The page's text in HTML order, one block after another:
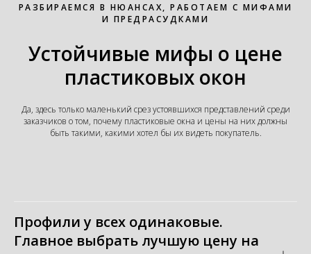
РАЗБИРАЕМСЯ В НЮАНСАХ, РАБОТАЕМ С МИФАМИ
И ПРЕДРАСУДКАМИ
Устойчивые мифы о цене
пластиковых окон
Да, здесь только маленький срез устоявшихся представлений среди
заказчиков о том, почему пластиковые окна и цены на них должны
быть такими, какими хотел бы их видеть покупатель.
Профили у всех одинаковые.
Главное выбрать лучшую цену на